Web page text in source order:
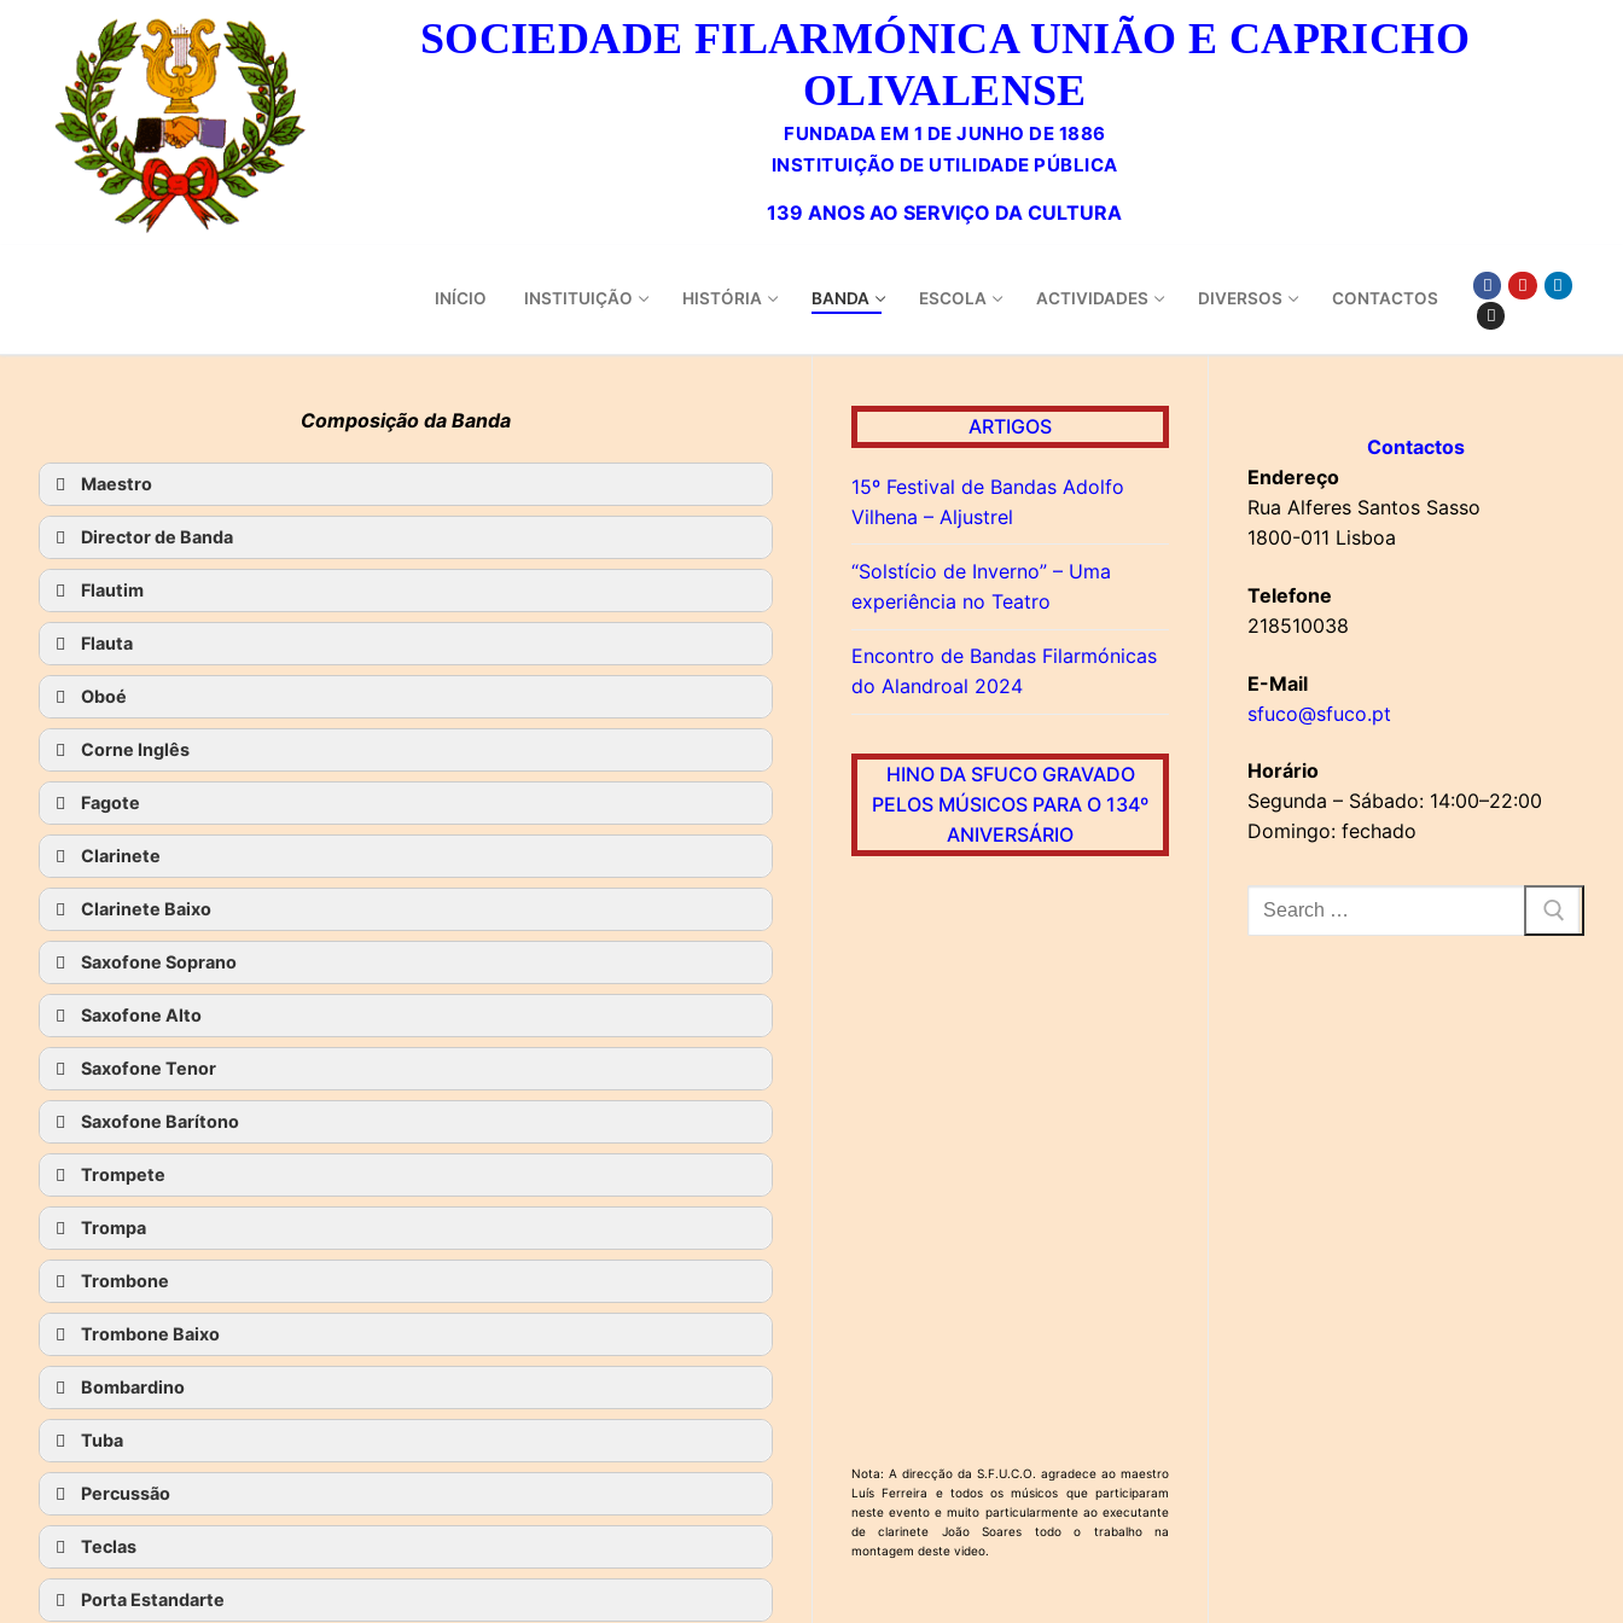
conteúdo
SOCIEDADE FILARMÓNICA UNIÃO E CAPRICHO
OLIVALENSE
FUNDADA EM 1 DE JUNHO DE 1886
INÍCIO INSTITUIÇÃO HISTÓRIA BANDA ESCOLA ACTIVIDADES DIVERSOS CONTACTOS
Composição da Banda
Maestro
Director de Banda
Flautim
Flauta
Oboé
Corne Inglês
Fagote
Clarinete
Clarinete Baixo
Saxofone Soprano
Saxofone Alto
Saxofone Tenor
Saxofone Barítono
Trompete
Trompa
Trombone
Trombone Baixo
Bombardino
Tuba
Percussão
Teclas
Porta Estandarte
ARTIGOS
15º Festival de Bandas Adolfo
Vilhena – Aljustrel
“Solstício de Inverno” – Uma
experiência no Teatro
Encontro de Bandas Filarmónicas
do Alandroal 2024
HINO DA SFUCO GRAVADO
PELOS MÚSICOS PARA O 134º
ANIVERSÁRIO
Nota: A direcção da S.F.U.C.O. agradece ao maestro
Luís Ferreira e todos os músicos que participaram
neste evento e muito particularmente ao executante
de clarinete João Soares todo o trabalho na
montagem deste video.
Contactos
Endereço
Rua Alferes Santos Sasso
1800-011 Lisboa
Telefone
218510038
E-Mail
sfuco@sfuco.pt
Horário
Segunda – Sábado: 14:00–22:00
Domingo: fechado
Pesquisar
por: